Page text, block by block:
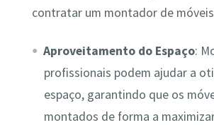
contratar um montador de
Aproveitamento do Espaço:
profissionais podem ajudar a
espaço, garantindo que os
montados de forma a